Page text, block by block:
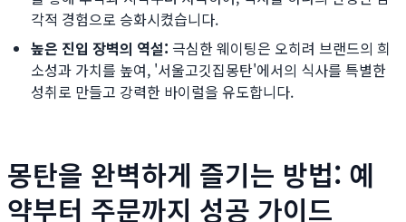
각적 경험으로 승화시켰습니다.
높은 진입 장벽의 역설: 극심한 웨이팅은 오히려 브랜드의 희
소성과 가치를 높여, '서울고깃집몽탄'에서의 식사를 특별한
성취로 만들고 강력한 바이럴을 유도합니다.
몽탄을 완벽하게 즐기는 방법: 예
약부터 주문까지 성공 가이드